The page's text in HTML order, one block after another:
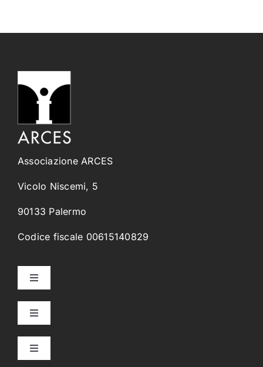
Associazione ARCES
Vicolo Niscemi, 5
90133 Palermo
Codice fiscale 00615140829
Toggle
Home
Chi Siamo
Toggle
Collegi Universitari
Toggle